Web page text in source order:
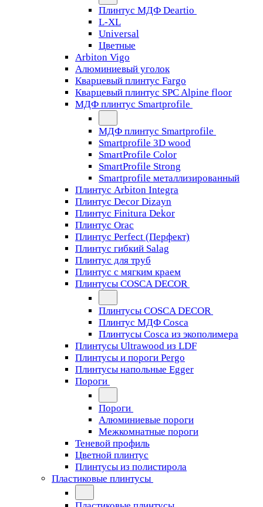
Плинтус МДФ Deartio
L-XL
Universal
Цветные
Arbiton Vigo
Алюминиевый уголок
Кварцевый плинтус Fargo
Кварцевый плинтус SPC Alpine floor
МДФ плинтус Smartprofile
МДФ плинтус Smartprofile
Smartprofile 3D wood
SmartProfile Color
SmartProfile Strong
Smartprofile металлизированный
Плинтус Arbiton Integra
Плинтус Decor Dizayn
Плинтус Finitura Dekor
Плинтус Orac
Плинтус Perfect (Перфект)
Плинтус гибкий Salag
Плинтус для труб
Плинтус с мягким краем
Плинтусы COSCA DECOR
Плинтусы COSCA DECOR
Плинтус МДФ Cosca
Плинтусы Cosca из экополимера
Плинтусы Ultrawood из LDF
Плинтусы и пороги Pergo
Плинтусы напольные Egger
Пороги
Пороги
Алюминиевые пороги
Межкомнатные пороги
Теневой профиль
Цветной плинтус
Плинтусы из полистирола
Пластиковые плинтусы